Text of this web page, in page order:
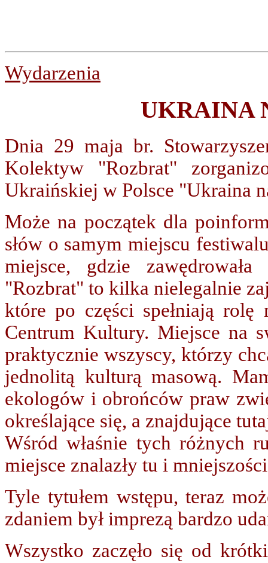
Wydarzenia
UKRAINA
Dnia 29 maja br.
Kolektyw "Rozbrat"
Ukraińskiej w Polsce "Ukraina
Może na początek dla
słów o samym miejscu
miejsce, gdzie
"Rozbrat" to kilka nielegalnie
które po części spełniają rolę
Centrum Kultury. Miejsce na
praktycznie wszyscy, którzy
jednolitą kulturą masową.
ekologów i obrońców praw
określające się, a znajdujące
Wśród właśnie tych różnych
miejsce znalazły tu i
Tyle tytułem wstępu, teraz
zdaniem był imprezą bardzo
Wszystko zaczęło się od